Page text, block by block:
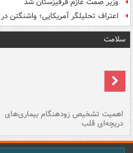
اعتراف تحلیلگر آمریکایی؛ واشنگتن در
سلامت
اهمیت تشخیص زودهنگام بیماری‌های
دریچه‌ای قلب